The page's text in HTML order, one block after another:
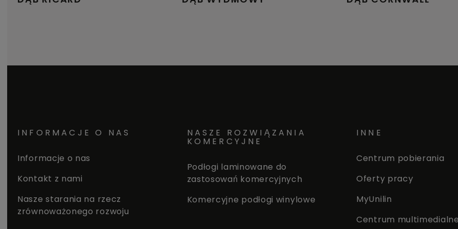
INFORMACJE O NAS
Informacje o nas
Kontakt z nami
Nasze starania na rzecz
zrównoważonego rozwoju
NASZE ROZWIĄZANIA
KOMERCYJNE
Podłogi laminowane do
zastosowań komercyjnych
Komercyjne podłogi winylowe
INNE
Centrum pobierania
Oferty pracy
MyUnilin
Centrum